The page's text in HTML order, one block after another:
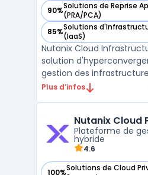
90%Solutions de Reprise
(PRA/PCA)
— voir Nutanix Cloud
85%Solutions
(IaaS)
— voir Nutanix Cloud
Nutanix Cloud
solution
gestion des
en intégrant le calcul, le
réduire la complexité et
Plus d’infos
Nutanix Cloud
Plateforme de
hybride
4.6
100%Solutions de Cloud